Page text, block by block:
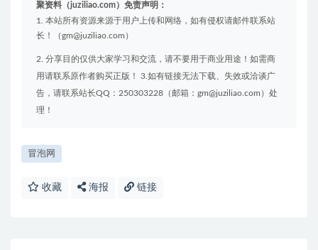
聚资料（juziliao.com）免责声明：
1. 本站所有资源来源于用户上传和网络，如有侵权请邮件联系站
长！（gm@juziliao.com）
2. 分享目的仅供大家学习和交流，请不要用于商业用途！如需商
用请联系原作者购买正版！ 3.如有链接无法下载、失效或洽谈广
告，请联系站长QQ：250303228（邮箱：gm@juziliao.com）处
理！
冒泡网
收藏 海报 链接